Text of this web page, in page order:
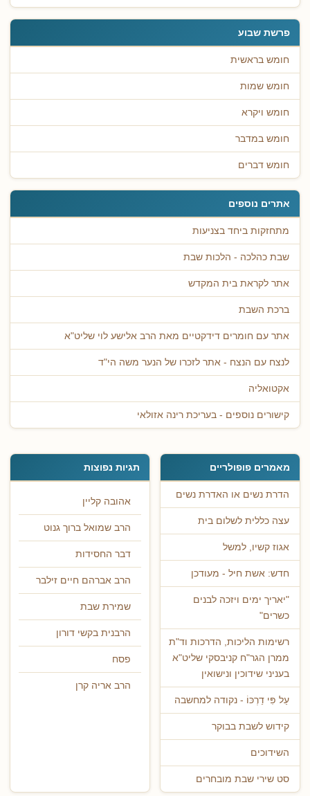
פרשת שבוע
חומש בראשית
חומש שמות
חומש ויקרא
חומש במדבר
חומש דברים
אתרים נוספים
מתחזקות ביחד בצניעות
שבת כהלכה - הלכות שבת
אתר לקראת בית המקדש
ברכת השבת
אתר עם חומרים דידקטיים מאת הרב אלישע לוי שליט"א
לנצח עם הנצח - אתר לזכרו של הנער משה הי"ד
אקטואליה
קישורים נוספים - בעריכת רינה אזולאי
מאמרים פופולריים
הדרת נשים או האדרת נשים
עצה כללית לשלום בית
אגוז קשיו, למשל
חדש: אשת חיל - מעודכן
"יאריך ימים ויזכה לבנים
כשרים"
רשימות הליכות, הדרכות וד"ת
ממרן הגר"ח קניבסקי שליט"א
בעניני שידוכין ונישואין
עַל פִּי דַרְכּוֹ - נקודה למחשבה
קידוש לשבת בבוקר
השידוכים
סט שירי שבת מובחרים
תגיות נפוצות
אהובה קליין
הרב שמואל ברוך גנוט
דבר החסידות
הרב אברהם חיים זילבר
שמירת שבת
הרבנית בקשי דורון
פסח
הרב אריה קרן